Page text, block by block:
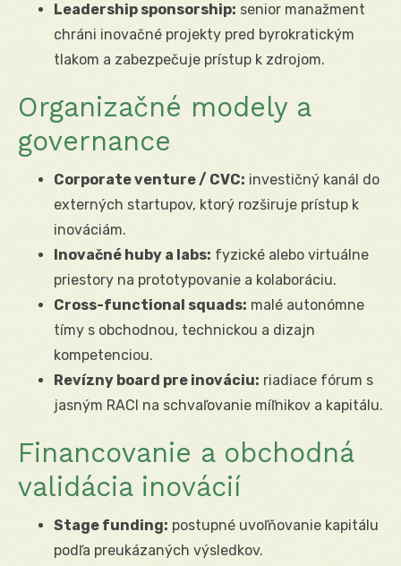
Leadership sponsorship: senior manažment
chráni inovačné projekty pred byrokratickým
tlakom a zabezpečuje prístup k zdrojom.
Organizačné modely a
governance
Corporate venture / CVC: investičný kanál do
externých startupov, ktorý rozširuje prístup k
inováciám.
Inovačné huby a labs: fyzické alebo virtuálne
priestory na prototypovanie a kolaboráciu.
Cross-functional squads: malé autonómne
tímy s obchodnou, technickou a dizajn
kompetenciou.
Revízny board pre inováciu: riadiace fórum s
jasným RACI na schvaľovanie míľnikov a kapitálu.
Financovanie a obchodná
validácia inovácií
Stage funding: postupné uvoľňovanie kapitálu
podľa preukázaných výsledkov.